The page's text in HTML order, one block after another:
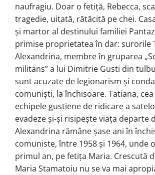
naufragiu. Doar o fetiță, Rebecca,
tragedie, uitată, rătăcită pe chei.
și martor al destinului familiei
primise proprietatea în dar: surorile
Alexandrina, membre în gruparea
militans” a lui Dimitrie Gusti din
sunt acuzate de legionarism și
comuniști, la închisoare. Tatiana,
echipele gustiene de ridicare a
evadeze și-și risipește viața departe
Alexandrina rămâne șase ani în
comuniste, între 1958 și 1964, unde
primul an, pe fetița Maria. Crescută
Maria Stamatoiu nu se va mai